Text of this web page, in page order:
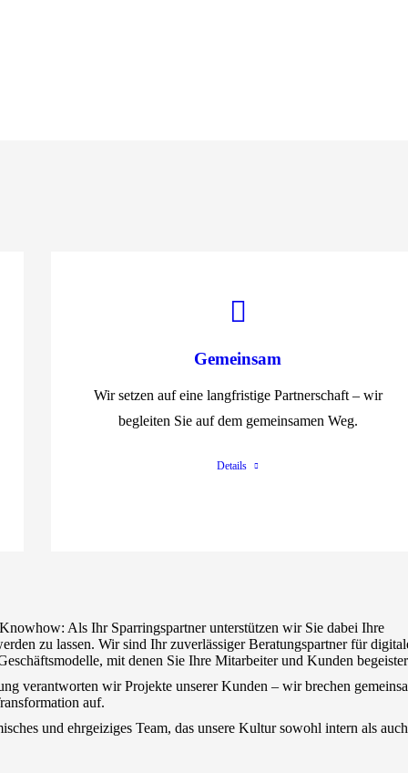
Gemeinsam
Wir setzen auf eine langfristige Partnerschaft – wir
begleiten Sie auf dem gemeinsamen Weg.
Details
Als Ihr Sparringspartner unterstützen wir Sie dabei Ihre
zu lassen. Wir sind Ihr zuverlässiger Beratungspartner für
mit denen Sie Ihre Mitarbeiter und Kunden
verantworten wir Projekte unserer Kunden – wir brechen
auf.
und ehrgeiziges Team, das unsere Kultur sowohl intern als auch